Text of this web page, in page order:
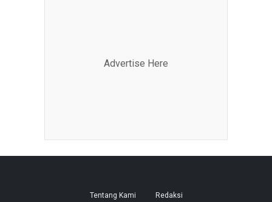
Advertise Here
Tentang Kami Redaksi